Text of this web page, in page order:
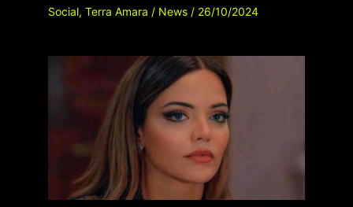
Social, Terra Amara / News/ 26/10/2024